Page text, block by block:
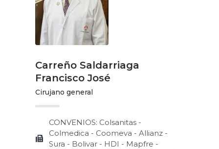
Carreño Saldarriaga
Francisco José
Cirujano general
CONVENIOS: Colsanitas -
Colmedica - Coomeva - Allianz -
Sura - Bolivar - HDI - Mapfre -